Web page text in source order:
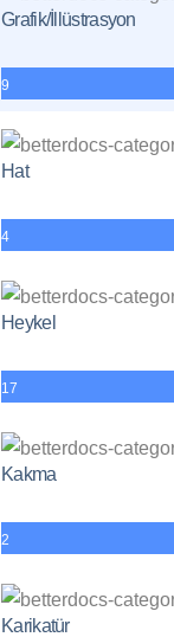
Grafik/İllüstrasyon
9
Hat
4
Heykel
17
Kakma
2
Karikatür